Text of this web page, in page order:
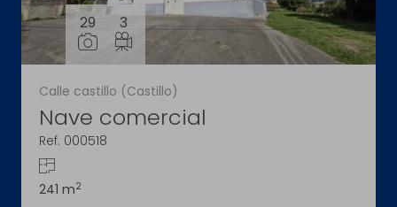
29 3
Calle castillo (Castillo)
Nave comercial
Ref. 000518
241 m2